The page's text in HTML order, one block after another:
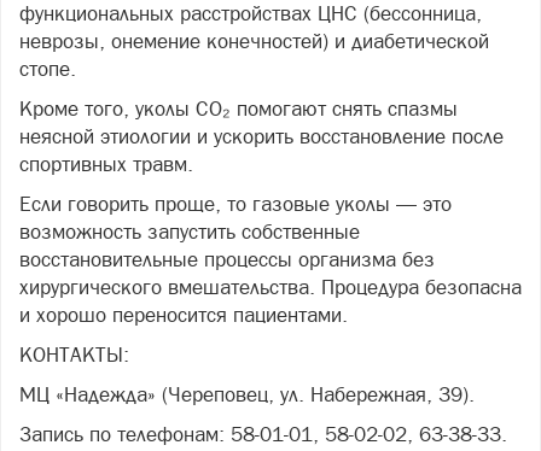
функциональных расстройствах ЦНС (бессонница,
неврозы, онемение конечностей) и диабетической
стопе.
Кроме того, уколы CO₂ помогают снять спазмы
неясной этиологии и ускорить восстановление после
спортивных травм.
Если говорить проще, то газовые уколы — это
возможность запустить собственные
восстановительные процессы организма без
хирургического вмешательства. Процедура безопасна
и хорошо переносится пациентами.
КОНТАКТЫ:
МЦ «Надежда» (Череповец, ул. Набережная, 39).
Запись по телефонам: 58-01-01, 58-02-02, 63-38-33.